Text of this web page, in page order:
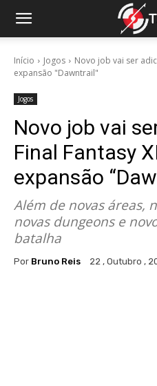
Início Jogos
Novo job vai ser
expansão "Dawntrail"
Jogos
Novo job vai
Final Fantasy
expansão
Além de novas áreas,
novas dungeons e
batalha
Por Bruno Reis 22 , Outubro ,